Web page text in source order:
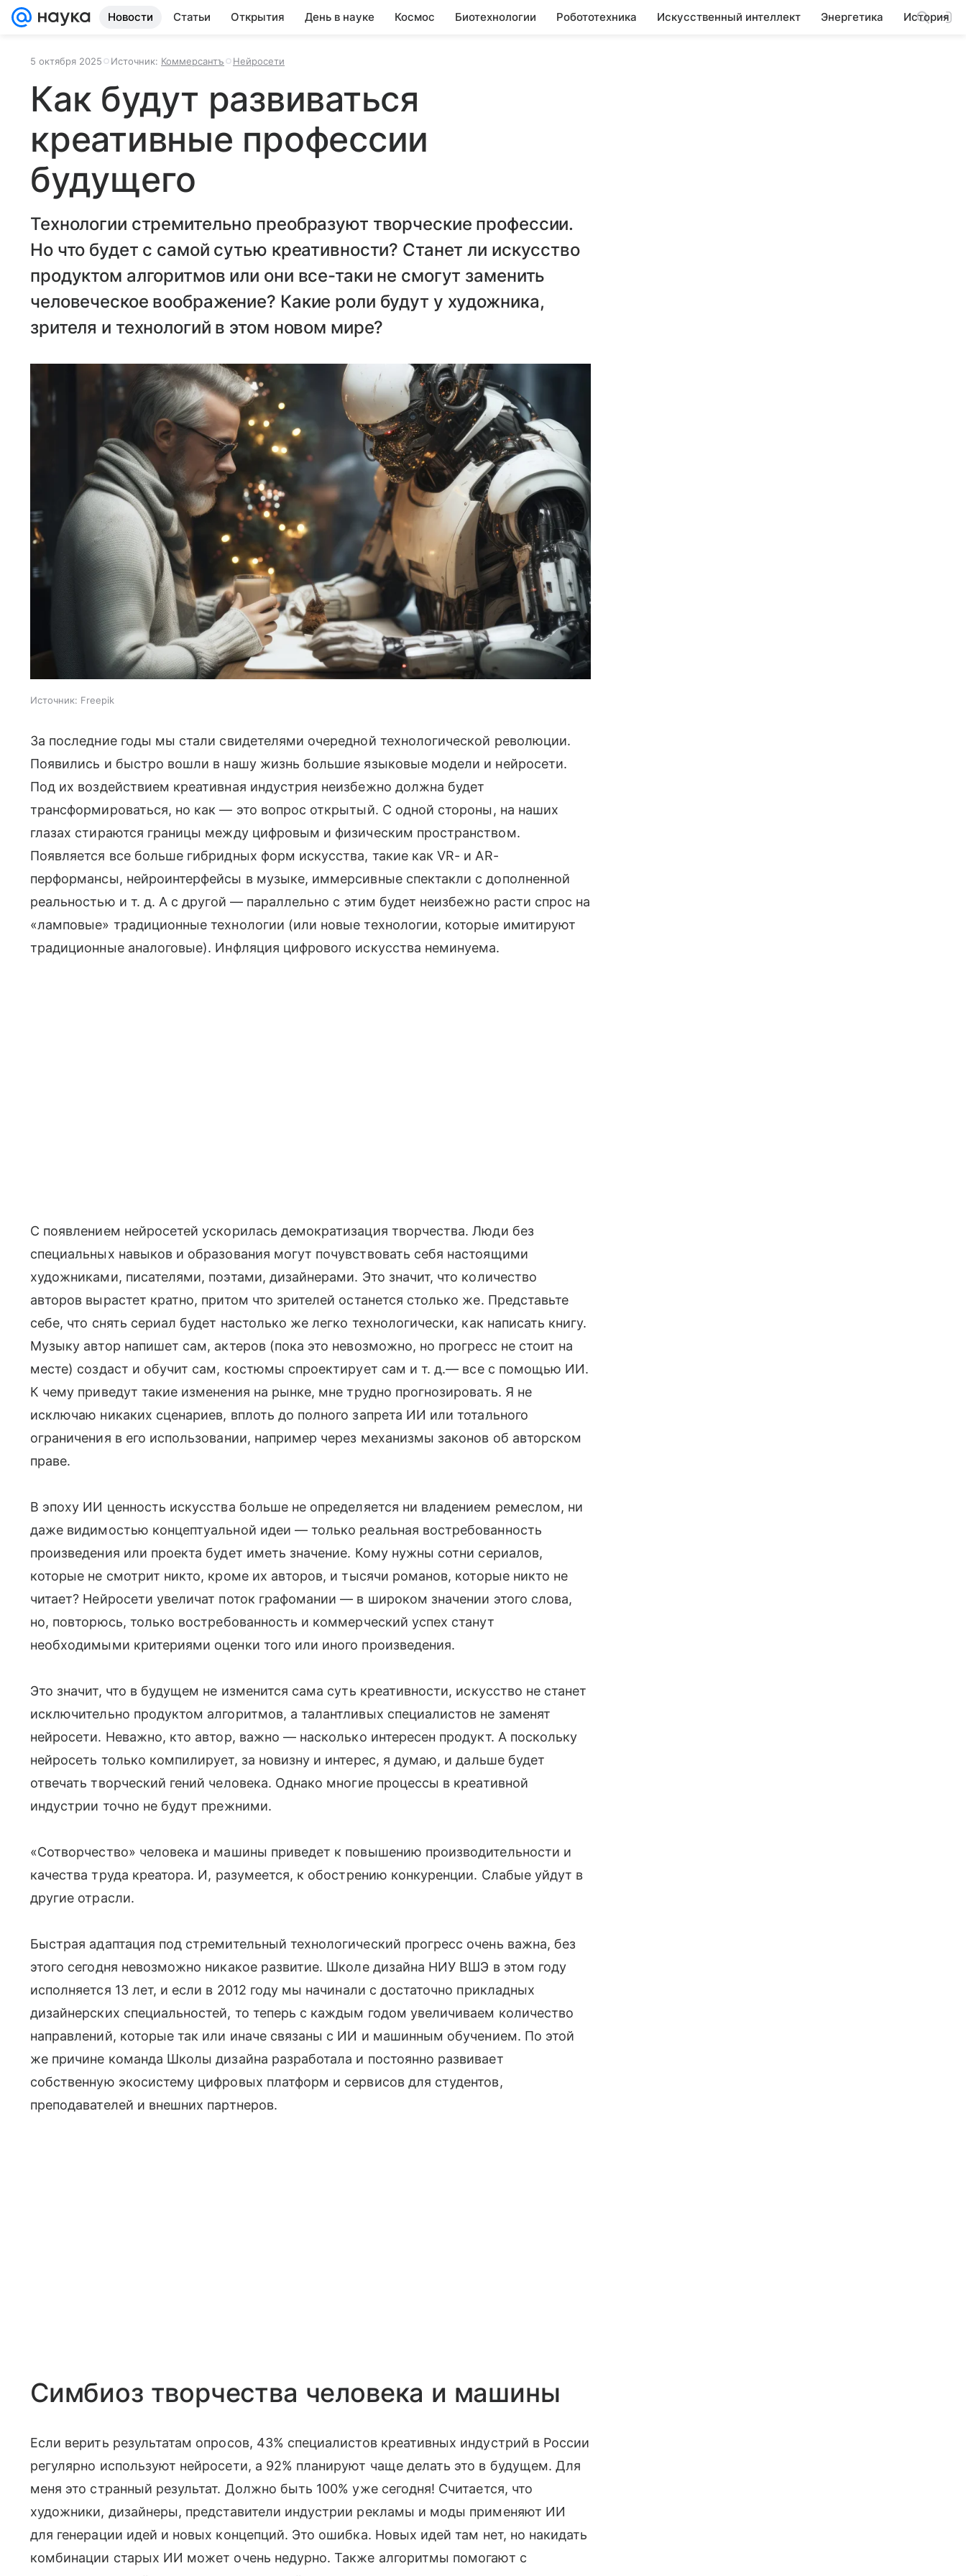
Новости Статьи Открытия День в науке Космос Биотехнологии Робототехника Искусственный интеллект Энергетика История
5 октября 2025 Источник: Коммерсантъ Нейросети
Как будут развиваться
креативные профессии
будущего
Технологии стремительно преобразуют творческие профессии.
Но что будет с самой сутью креативности? Станет ли искусство
продуктом алгоритмов или они все-таки не смогут заменить
человеческое воображение? Какие роли будут у художника,
зрителя и технологий в этом новом мире?
Источник: Freepik
За последние годы мы стали свидетелями очередной технологической революции.
Появились и быстро вошли в нашу жизнь большие языковые модели и нейросети.
Под их воздействием креативная индустрия неизбежно должна будет
трансформироваться, но как — это вопрос открытый. С одной стороны, на наших
глазах стираются границы между цифровым и физическим пространством.
Появляется все больше гибридных форм искусства, такие как VR- и AR-
перформансы, нейроинтерфейсы в музыке, иммерсивные спектакли с дополненной
реальностью и т. д. А с другой — параллельно с этим будет неизбежно расти спрос на
«ламповые» традиционные технологии (или новые технологии, которые имитируют
традиционные аналоговые). Инфляция цифрового искусства неминуема.
С появлением нейросетей ускорилась демократизация творчества. Люди без
специальных навыков и образования могут почувствовать себя настоящими
художниками, писателями, поэтами, дизайнерами. Это значит, что количество
авторов вырастет кратно, притом что зрителей останется столько же. Представьте
себе, что снять сериал будет настолько же легко технологически, как написать книгу.
Музыку автор напишет сам, актеров (пока это невозможно, но прогресс не стоит на
месте) создаст и обучит сам, костюмы спроектирует сам и т. д.— все с помощью ИИ.
К чему приведут такие изменения на рынке, мне трудно прогнозировать. Я не
исключаю никаких сценариев, вплоть до полного запрета ИИ или тотального
ограничения в его использовании, например через механизмы законов об авторском
праве.
В эпоху ИИ ценность искусства больше не определяется ни владением ремеслом, ни
даже видимостью концептуальной идеи — только реальная востребованность
произведения или проекта будет иметь значение. Кому нужны сотни сериалов,
которые не смотрит никто, кроме их авторов, и тысячи романов, которые никто не
читает? Нейросети увеличат поток графомании — в широком значении этого слова,
но, повторюсь, только востребованность и коммерческий успех станут
необходимыми критериями оценки того или иного произведения.
Это значит, что в будущем не изменится сама суть креативности, искусство не станет
исключительно продуктом алгоритмов, а талантливых специалистов не заменят
нейросети. Неважно, кто автор, важно — насколько интересен продукт. А поскольку
нейросеть только компилирует, за новизну и интерес, я думаю, и дальше будет
отвечать творческий гений человека. Однако многие процессы в креативной
индустрии точно не будут прежними.
«Сотворчество» человека и машины приведет к повышению производительности и
качества труда креатора. И, разумеется, к обострению конкуренции. Слабые уйдут в
другие отрасли.
Быстрая адаптация под стремительный технологический прогресс очень важна, без
этого сегодня невозможно никакое развитие. Школе дизайна НИУ ВШЭ в этом году
исполняется 13 лет, и если в 2012 году мы начинали с достаточно прикладных
дизайнерских специальностей, то теперь с каждым годом увеличиваем количество
направлений, которые так или иначе связаны с ИИ и машинным обучением. По этой
же причине команда Школы дизайна разработала и постоянно развивает
собственную экосистему цифровых платформ и сервисов для студентов,
преподавателей и внешних партнеров.
Симбиоз творчества человека и машины
Если верить результатам опросов, 43% специалистов креативных индустрий в России
регулярно используют нейросети, а 92% планируют чаще делать это в будущем. Для
меня это странный результат. Должно быть 100% уже сегодня! Считается, что
художники, дизайнеры, представители индустрии рекламы и моды применяют ИИ
для генерации идей и новых концепций. Это ошибка. Новых идей там нет, но накидать
комбинации старых ИИ может очень недурно. Также алгоритмы помогают с